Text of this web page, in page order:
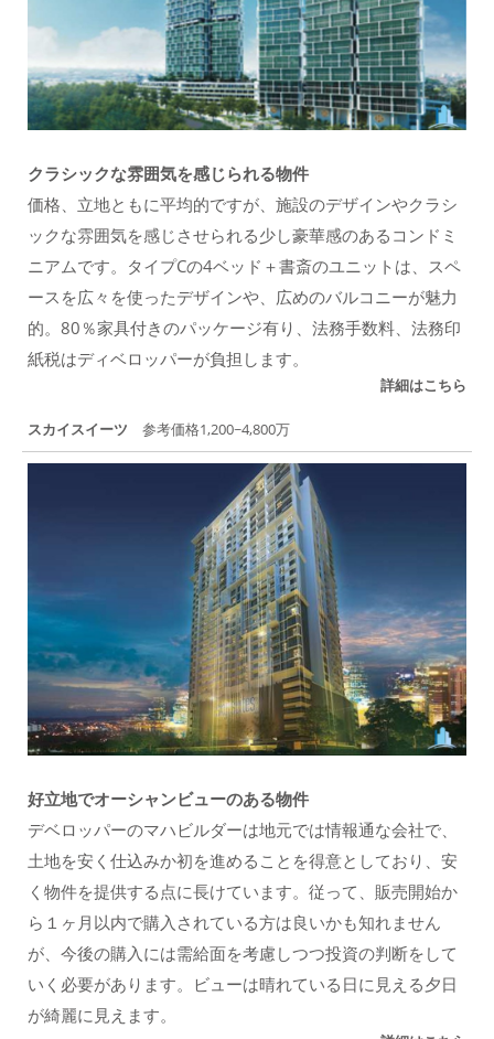
クラシックな雰囲気を感じられる物件
価格、立地ともに平均的ですが、施設のデザインやクラシ
ックな雰囲気を感じさせられる少し豪華感のあるコンドミ
ニアムです。タイプCの4ベッド＋書斎のユニットは、スペ
ースを広々を使ったデザインや、広めのバルコニーが魅力
的。80％家具付きのパッケージ有り、法務手数料、法務印
紙税はディベロッパーが負担します。
詳細はこちら
スカイスイーツ 参考価格1,200~4,800万
好立地でオーシャンビューのある物件
デベロッパーのマハビルダーは地元では情報通な会社で、
土地を安く仕込みか初を進めることを得意としており、安
く物件を提供する点に長けています。従って、販売開始か
ら１ヶ月以内で購入されている方は良いかも知れません
が、今後の購入には需給面を考慮しつつ投資の判断をして
いく必要があります。ビューは晴れている日に見える夕日
が綺麗に見えます。